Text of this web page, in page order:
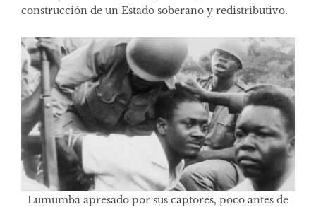
construcción de un Estado soberano y redistributivo.
Lumumba apresado por sus captores, poco antes de